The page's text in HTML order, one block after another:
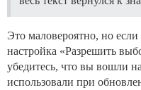
Это маловероятно, но
настройка «Разрешить
убедитесь, что вы вошли
использовали при